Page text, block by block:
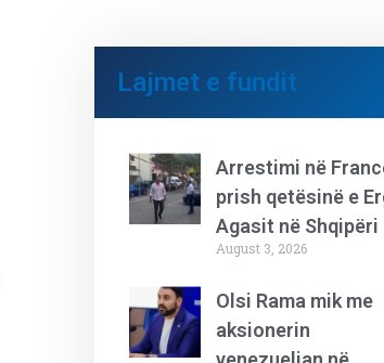
Lajmet e fundit
Arrestimi në
prish qetësinë e
Agasit në Shqipëri
August 3, 2026
Olsi Rama mik me
aksionerin